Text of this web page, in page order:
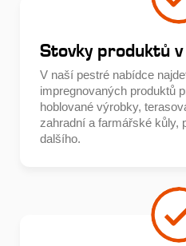
Stovky produktů
V naší pestré nabídce
impregnovaných produktů
hoblované výrobky,
zahradní a farmářské kůly,
dalšího.